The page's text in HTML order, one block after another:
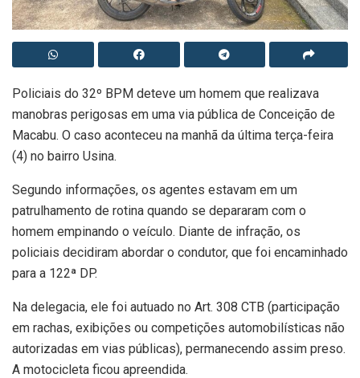
Policiais do 32º BPM deteve um homem que realizava
manobras perigosas em uma via pública de Conceição de
Macabu. O caso aconteceu na manhã da última terça-feira
(4) no bairro Usina.
Segundo informações, os agentes estavam em um
patrulhamento de rotina quando se depararam com o
homem empinando o veículo. Diante de infração, os
policiais decidiram abordar o condutor, que foi encaminhado
para a 122ª DP.
Na delegacia, ele foi autuado no Art. 308 CTB (participação
em rachas, exibições ou competições automobilísticas não
autorizadas em vias públicas), permanecendo assim preso.
A motocicleta ficou apreendida.